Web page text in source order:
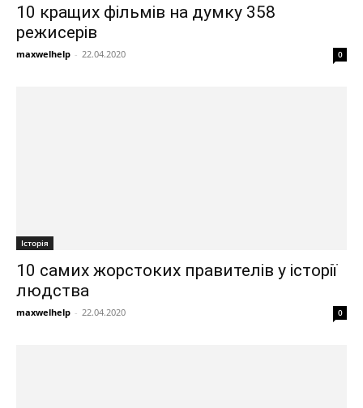
10 кращих фільмів на думку 358
режисерів
maxwelhelp - 22.04.2020 0
Історія
10 самих жорстоких правителів у історії
людства
maxwelhelp - 22.04.2020 0